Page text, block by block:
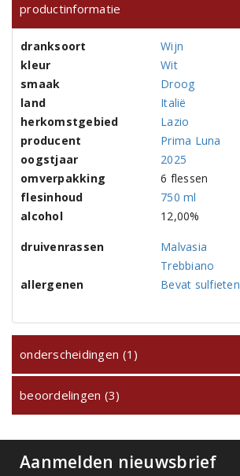
productinformatie
dranksoort
Wijn
kleur
Wit
smaak
Droog
land
Italië
herkomstgebied
Lazio
producent
Prima Luna
oogstjaar
2025
omverpakking
6 flessen
flesinhoud
750 ml
alcohol
12,00%
druivenrassen
Malvasia
Trebbiano
allergenen
Bevat sulfieten
onderscheidingen (1)
beoordelingen (3)
Aanmelden nieuwsbrief